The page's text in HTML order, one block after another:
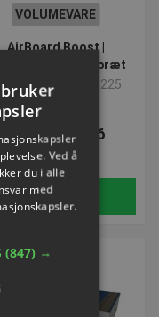
VOLUMEVARE
AirBoard Boost |
springbræt
P115225
NOK 6.203,16
ekskl. Mva
Ved å
du i alle
med
(847) →